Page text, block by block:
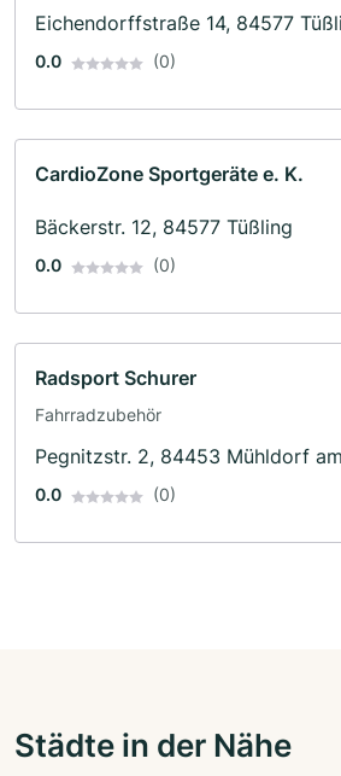
Eichendorffstraße 14, 84577
0.0 (0)
CardioZone Sportgeräte e. K.
Bäckerstr. 12, 84577 Tüßling
0.0 (0)
Radsport Schurer
Fahrradzubehör
Pegnitzstr. 2, 84453 Mühldorf
0.0 (0)
Städte in der Nähe